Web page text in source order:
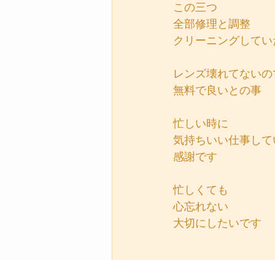
この三つ
全部修理と調整
クリーニングして
レンズ壊れてないの
無料で良いとの事
忙しい時に
気持ちいい仕事し
感謝です
忙しくても
心忘れない
大切にしたいです